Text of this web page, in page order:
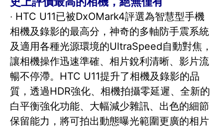
‧ HTC U11已被DxOMark4評選為智慧型手機
相機及錄影的最高分，神奇的多軸防手震系統
及適用各種光源環境的UltraSpeed自動對焦，
讓相機操作迅速準確、相片銳利清晰、影片流
暢不停滯。HTC U11提升了相機及錄影的品
質，透過HDR強化、相機拍攝零延遲、全新的
白平衡強化功能、大幅減少雜訊、出色的細節
保留能力，將可拍出動態曝光範圍更廣的相片